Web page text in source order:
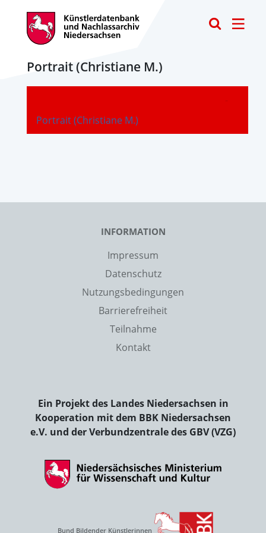
Portrait (Christiane M.)
Portrait (Christiane M.)
-
INFORMATION
Impressum
Datenschutz
Nutzungsbedingungen
Barrierefreiheit
Teilnahme
Kontakt
Ein Projekt des Landes Niedersachsen in
Kooperation mit dem BBK Niedersachsen
e.V. und der Verbundzentrale des GBV (VZG)
Bund Bildender Künstlerinnen